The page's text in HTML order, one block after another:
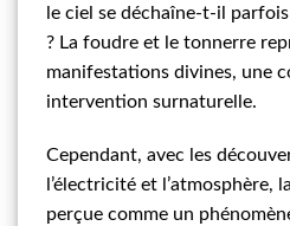
le ciel se déchaîne-t-il
? La foudre et le tonnerre
manifestations divines, une
intervention surnaturelle.
Cependant, avec les
l’électricité et l’atmosphère,
perçue comme un